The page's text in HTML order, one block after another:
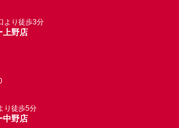
より徒歩3分
上野店
り徒歩5分
中野店